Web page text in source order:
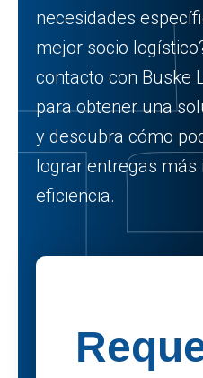
necesidades
mejor socio
contacto con Buske
para obtener una
y descubra cómo
lograr entregas
eficiencia.